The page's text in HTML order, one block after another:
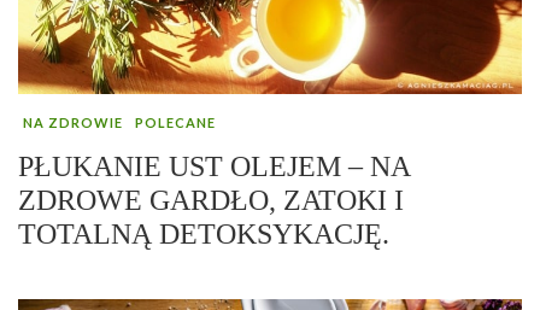
NA ZDROWIE POLECANE
PŁUKANIE UST OLEJEM – NA
ZDROWE GARDŁO, ZATOKI I
TOTALNĄ DETOKSYKACJĘ.